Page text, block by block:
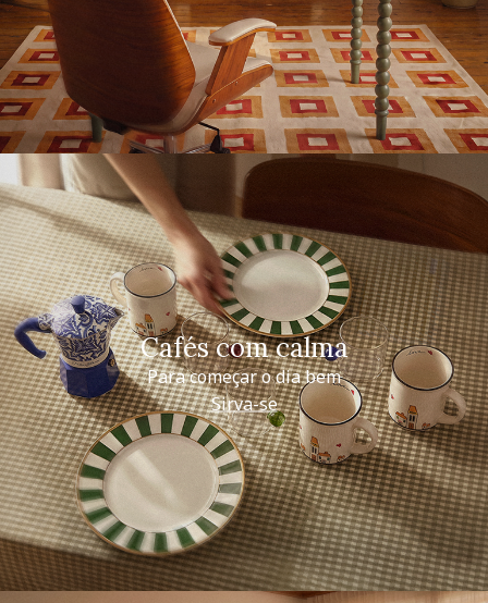
Cafés com calma
Para começar o dia bem
Sirva-se